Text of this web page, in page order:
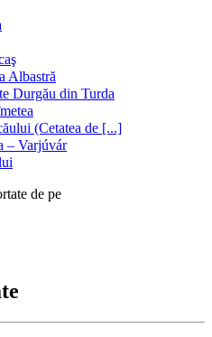
Albastră
Durgău din Turda
(Cetatea de [...]
– Varjúvár
de pe